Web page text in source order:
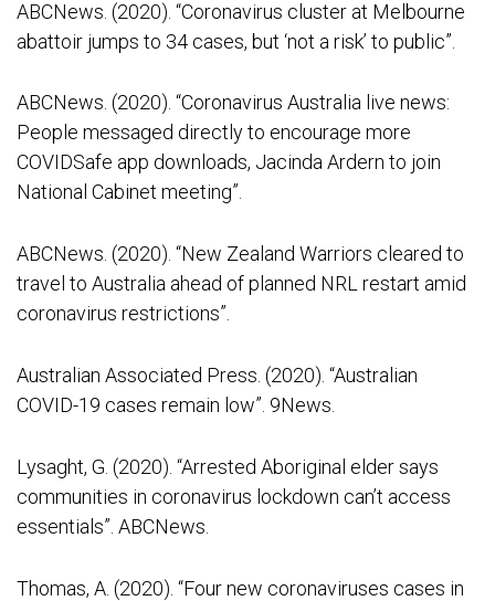
ABCNews. (2020). “Coronavirus cluster at Melbourne
abattoir jumps to 34 cases, but ‘not a risk’ to public”.
ABCNews. (2020). “Coronavirus Australia live news:
People messaged directly to encourage more
COVIDSafe app downloads, Jacinda Ardern to join
National Cabinet meeting”.
ABCNews. (2020). “New Zealand Warriors cleared to
travel to Australia ahead of planned NRL restart amid
coronavirus restrictions”.
Australian Associated Press. (2020). “Australian
COVID-19 cases remain low”. 9News.
Lysaght, G. (2020). “Arrested Aboriginal elder says
communities in coronavirus lockdown can’t access
essentials”. ABCNews.
Thomas, A. (2020). “Four new coronaviruses cases in